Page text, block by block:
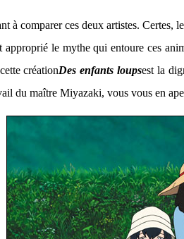
à comparer ces deux artistes. Certes,
le mythe qui entoure ces
créationDes enfants loupsest la
du maître Miyazaki, vous vous en